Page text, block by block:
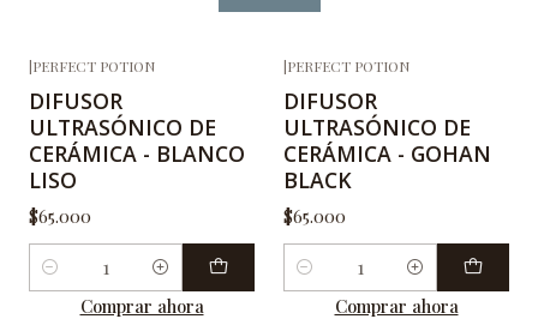
|PERFECT POTION
DIFUSOR
ULTRASÓNICO DE
CERÁMICA - BLANCO
LISO
$65.000
Cantidad
Comprar ahora
|PERFECT POTION
DIFUSOR
ULTRASÓNICO DE
CERÁMICA - GOHAN
BLACK
$65.000
Cantidad
Comprar ahora